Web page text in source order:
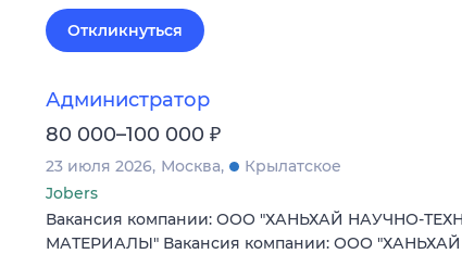
Откликнуться
Администратор
80 000–100 000 ₽
23 июля 2026 Москва
Крылатское
Jobers
Вакансия компании: ООО "ХАНЬХАЙ НАУЧНО-
МАТЕРИАЛЫ" Вакансия компании: ООО